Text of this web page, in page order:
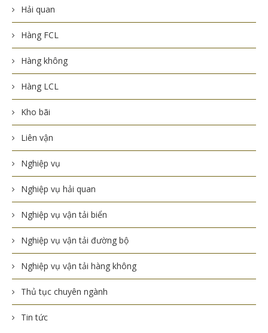
Hải quan
Hàng FCL
Hàng không
Hàng LCL
Kho bãi
Liên vận
Nghiệp vụ
Nghiệp vụ hải quan
Nghiệp vụ vận tải biển
Nghiệp vụ vận tải đường bộ
Nghiệp vụ vận tải hàng không
Thủ tục chuyên ngành
Tin tức